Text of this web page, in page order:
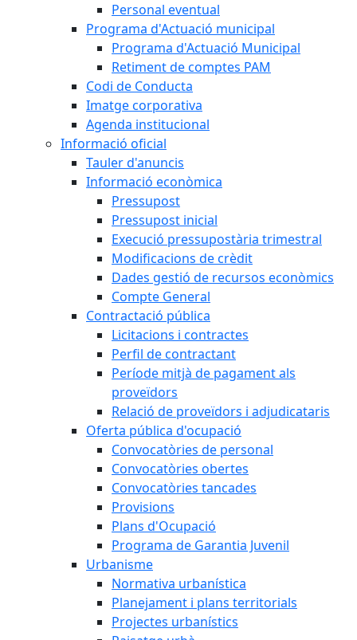
Personal eventual
Programa d'Actuació municipal
Programa d'Actuació Municipal
Retiment de comptes PAM
Codi de Conducta
Imatge corporativa
Agenda institucional
Informació oficial
Tauler d'anuncis
Informació econòmica
Pressupost
Pressupost inicial
Execució pressupostària trimestral
Modificacions de crèdit
Dades gestió de recursos econòmics
Compte General
Contractació pública
Licitacions i contractes
Perfil de contractant
Període mitjà de pagament als
proveïdors
Relació de proveïdors i adjudicataris
Oferta pública d'ocupació
Convocatòries de personal
Convocatòries obertes
Convocatòries tancades
Provisions
Plans d'Ocupació
Programa de Garantia Juvenil
Urbanisme
Normativa urbanística
Planejament i plans territorials
Projectes urbanístics